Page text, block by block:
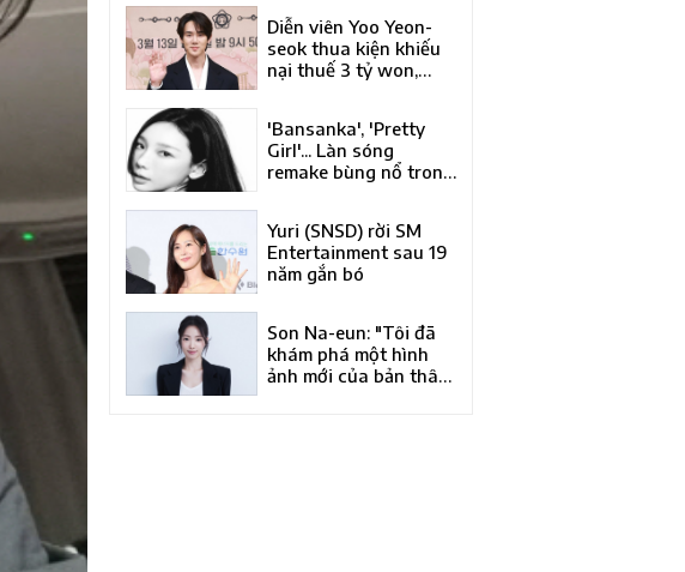
hoan phim quốc tế
Busan lần thứ 31
Diễn viên Yoo Yeon-
seok thua kiện khiếu
nại thuế 3 tỷ won,
thuế
'Bansanka', 'Pretty
Girl'... Làn sóng
remake bùng nổ trong
Yuri (SNSD) rời SM
Entertainment sau 19
năm gắn bó
Son Na-eun: "Tôi đã
khám phá một hình
ảnh mới của bản thân